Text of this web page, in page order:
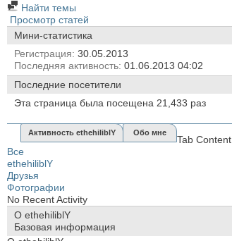
Найти темы
Просмотр статей
Мини-статистика
Регистрация 30.05.2013
Последняя активность 01.06.2013 04:02
Последние посетители
Эта страница была посещена 21,433 раз
Активность ethehiliblY Обо мне
Tab Content
Все
ethehiliblY
Друзья
Фотографии
No Recent Activity
О ethehiliblY
Базовая информация